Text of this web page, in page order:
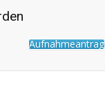
Aufnahmeantrag